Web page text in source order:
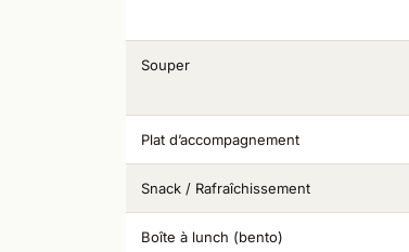
Souper
Plat d’accompagnement
Snack / Rafraîchissement
Boîte à lunch (bento)